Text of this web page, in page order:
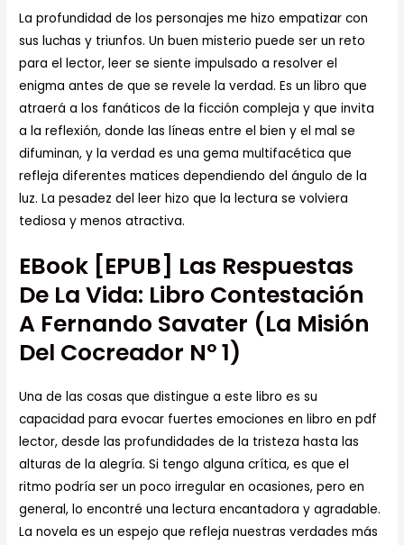
La profundidad de los personajes me hizo empatizar con
sus luchas y triunfos. Un buen misterio puede ser un reto
para el lector, leer se siente impulsado a resolver el
enigma antes de que se revele la verdad. Es un libro que
atraerá a los fanáticos de la ficción compleja y que invita
a la reflexión, donde las líneas entre el bien y el mal se
difuminan, y la verdad es una gema multifacética que
refleja diferentes matices dependiendo del ángulo de la
luz. La pesadez del leer hizo que la lectura se volviera
tediosa y menos atractiva.
EBook [EPUB] Las Respuestas
De La Vida: Libro Contestación
A Fernando Savater (La Misión
Del Cocreador Nº 1)
Una de las cosas que distingue a este libro es su
capacidad para evocar fuertes emociones en libro en pdf
lector, desde las profundidades de la tristeza hasta las
alturas de la alegría. Si tengo alguna crítica, es que el
ritmo podría ser un poco irregular en ocasiones, pero en
general, lo encontré una lectura encantadora y agradable.
La novela es un espejo que refleja nuestras verdades más